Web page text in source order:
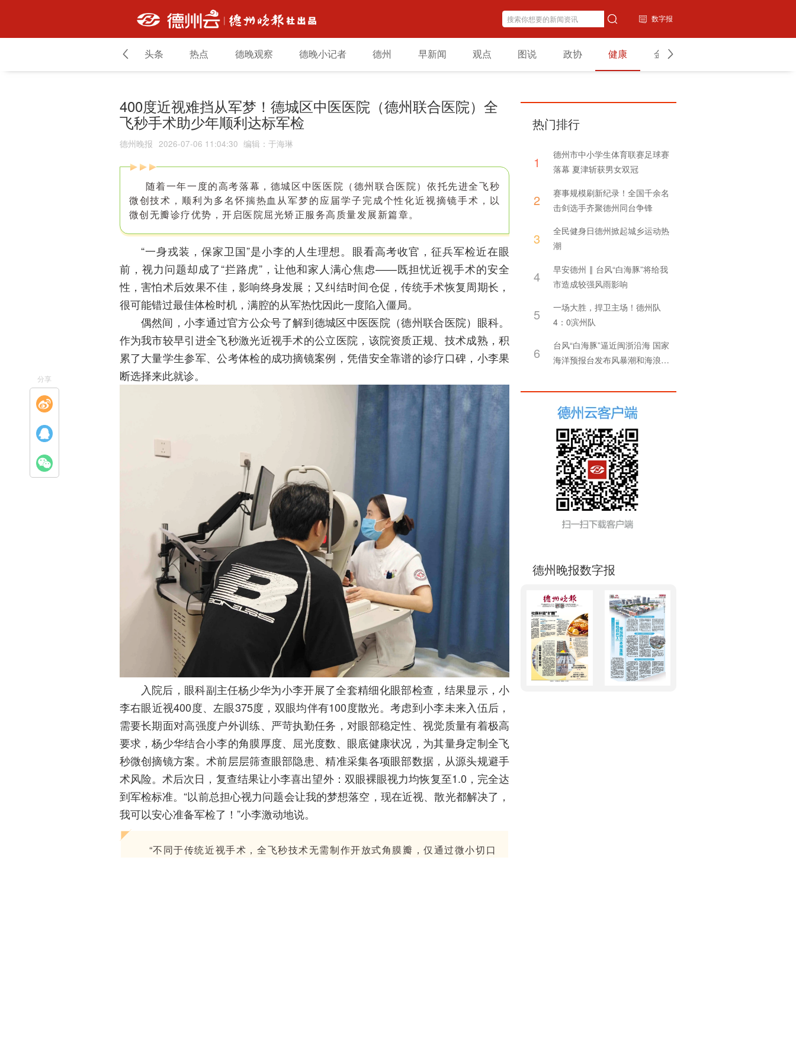
数字报
头条 热点 德晚观察 德晚小记者 德州 早新闻 观点 图说 政协 健康 金融
400度近视难挡从军梦！德城区中医医院（德州联合医院）全
飞秒手术助少年顺利达标军检
德州晚报 2026-07-06 11:04:30 编辑 ： 于海琳
随着一年一度的高考落幕，德城区中医医院（德州联合医院）依托先进全飞秒
微创技术，顺利为多名怀揣热血从军梦的应届学子完成个性化近视摘镜手术，以
微创无瓣诊疗优势，开启医院屈光矫正服务高质量发展新篇章。
“一身戎装，保家卫国”是小李的人生理想。眼看高考收官，征兵军检近在眼
前，视力问题却成了“拦路虎”，让他和家人满心焦虑——既担忧近视手术的安全
性，害怕术后效果不佳，影响终身发展；又纠结时间仓促，传统手术恢复周期长，
很可能错过最佳体检时机，满腔的从军热忱因此一度陷入僵局。
偶然间，小李通过官方公众号了解到德城区中医医院（德州联合医院）眼科。
作为我市较早引进全飞秒激光近视手术的公立医院，该院资质正规、技术成熟，积
累了大量学生参军、公考体检的成功摘镜案例，凭借安全靠谱的诊疗口碑，小李果
断选择来此就诊。
入院后，眼科副主任杨少华为小李开展了全套精细化眼部检查，结果显示，小
李右眼近视400度、左眼375度，双眼均伴有100度散光。考虑到小李未来入伍后，
需要长期面对高强度户外训练、严苛执勤任务，对眼部稳定性、视觉质量有着极高
要求，杨少华结合小李的角膜厚度、屈光度数、眼底健康状况，为其量身定制全飞
秒微创摘镜方案。术前层层筛查眼部隐患、精准采集各项眼部数据，从源头规避手
术风险。术后次日，复查结果让小李喜出望外：双眼裸眼视力均恢复至1.0，完全达
到军检标准。“以前总担心视力问题会让我的梦想落空，现在近视、散光都解决了，
我可以安心准备军检了！”小李激动地说。
“不同于传统近视手术，全飞秒技术无需制作开放式角膜瓣，仅通过微小切口
分享
热门排行
1
德州市中小学生体育联赛足球赛
落幕 夏津斩获男女双冠
2
赛事规模刷新纪录！全国千余名
击剑选手齐聚德州同台争锋
3
全民健身日德州掀起城乡运动热
潮
4
早安德州 ‖ 台风“白海豚”将给我
市造成较强风雨影响
5
一场大胜，捍卫主场！德州队
4：0滨州队
6
台风“白海豚”逼近闽浙沿海 国家
海洋预报台发布风暴潮和海浪双
德州晚报数字报